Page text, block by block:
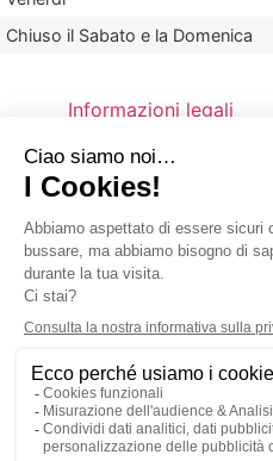
Chiuso il Sabato e la Domenica
Informazioni legali
© 2024 Vauché